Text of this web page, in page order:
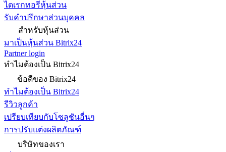
ไดเรกทอรีหุ้นส่วน
รับคำปรึกษาส่วนบุคคล
สำหรับหุ้นส่วน
มาเป็นหุ้นส่วน Bitrix24
Partner login
ทำไมต้องเป็น Bitrix24
ข้อดีของ Bitrix24
ทำไมต้องเป็น Bitrix24
รีวิวลูกค้า
เปรียบเทียบกับโซลูชันอื่นๆ
การปรับแต่งผลิตภัณฑ์
บริษัทของเรา